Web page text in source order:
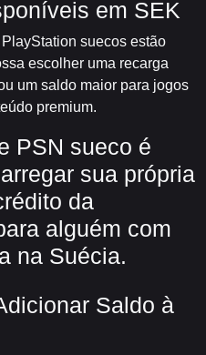
em SEK
suecos estão
escolher uma recarga
um saldo maior para jogos
premium.
PSN sueco é
sua própria
da
alguém com
na Suécia.
Saldo à